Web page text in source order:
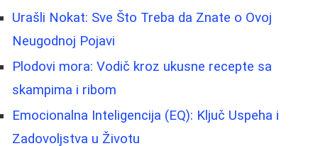
Urašli Nokat: Sve Što Treba da Znate o Ovoj
Neugodnoj Pojavi
Plodovi mora: Vodič kroz ukusne recepte sa
skampima i ribom
Emocionalna Inteligencija (EQ): Ključ Uspeha i
Zadovoljstva u Životu